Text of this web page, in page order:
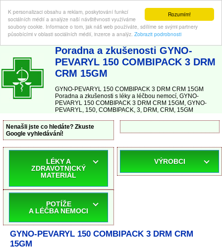
Rozumím!
K personalizaci obsahu a reklam, poskytování funkcí
sociálních médií a analýze naší návštěvnosti využíváme
soubory cookie. Informace o tom, jak náš web používáte, sdílíme se svými partnery
působícími v oblasti sociálních médií, inzerce a analýz. Zobrazit podrobnosti
ABC-LEKARNA.cz | Poradna a zkušenosti s léky a léčbou nemocí
Poradna a zkušenosti GYNO-
PEVARYL 150 COMBIPACK 3 DRM
CRM 15GM
GYNO-PEVARYL 150 COMBIPACK 3 DRM CRM 15GM
Poradna a zkušenosti s léky a léčbou nemocí, GYNO-
PEVARYL 150 COMBIPACK 3 DRM CRM 15GM, GYNO-
PEVARYL, 150, COMBIPACK, 3, DRM, CRM, 15GM
Nenašli jste co hledáte? Zkuste
Google vyhledávání!
LÉKY A
ZDRAVOTNICKÝ
MATERIÁL
POTÍŽE
A LÉČBA NEMOCI
VÝROBCI
GYNO-PEVARYL 150 COMBIPACK 3 DRM CRM
15GM